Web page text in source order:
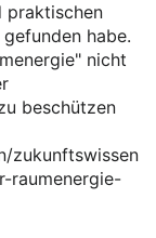
praktischen
habe.
nicht
beschützen
zukunftswissen
raumenergie-